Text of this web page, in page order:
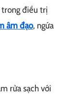
trong điều trị
âm đạo, ngứa
rửa sạch với